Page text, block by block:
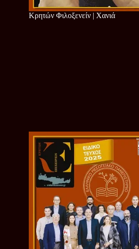
Κρητών Φιλοξενείν | Χανιά